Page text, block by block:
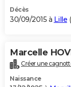
Décès
30/09/2015 à Lille (
Marcelle
Créer une
Naissance